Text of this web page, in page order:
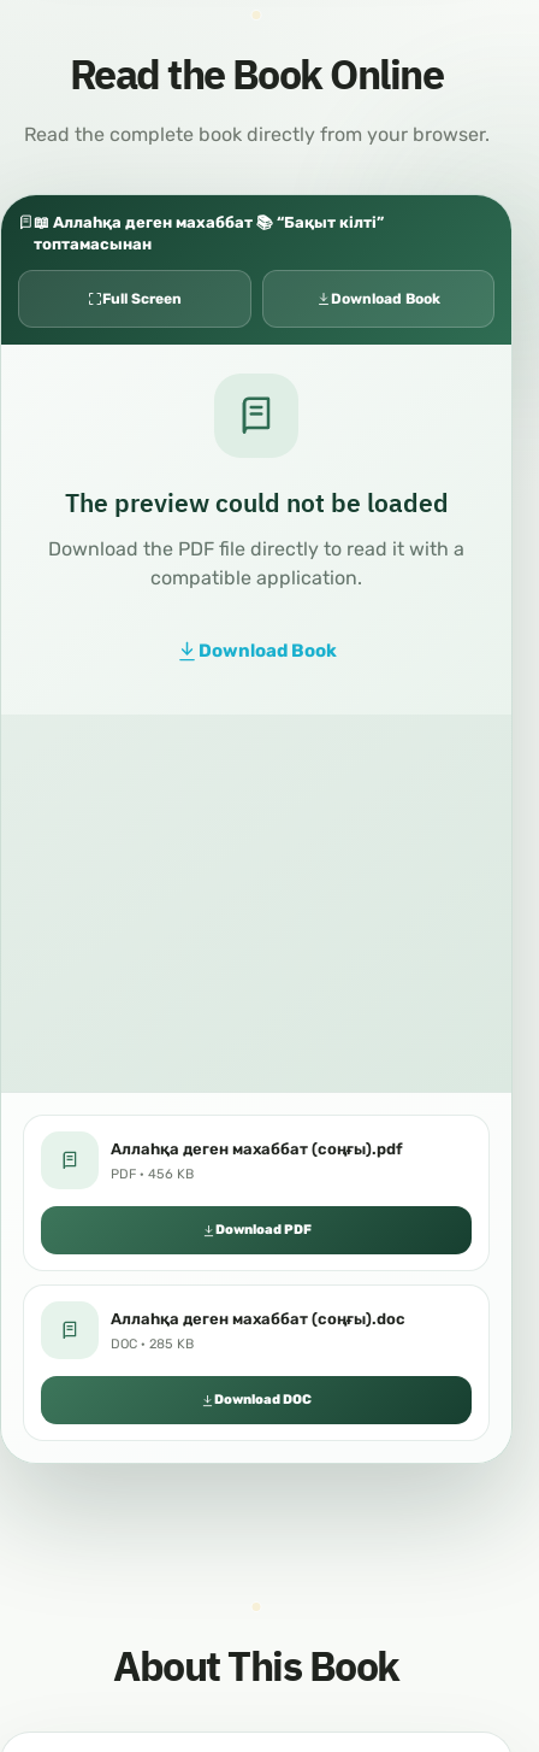
Read the Book Online
Read the complete book directly from your browser.
📖 Аллаһқа деген махаббат 📚 “Бақыт кілті”
топтамасынан
Full Screen Download Book
The preview could not be loaded
Download the PDF file directly to read it with a
compatible application.
Download Book
Аллаһқа деген махаббат (соңғы).pdf
PDF · 456 KB
Download PDF
Аллаһқа деген махаббат (соңғы).doc
DOC · 285 KB
Download DOC
About This Book